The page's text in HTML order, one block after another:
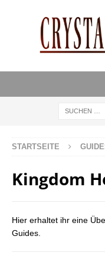
STARTSEITE
Kingdom
Hier erhaltet ihr eine
Guides.